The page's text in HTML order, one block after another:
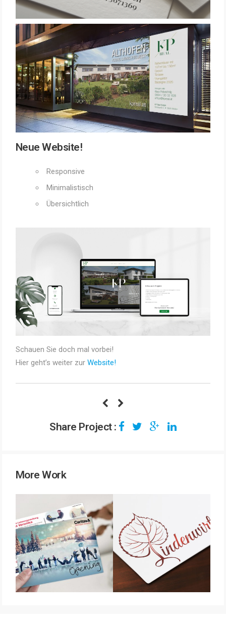
Neue Website!
Responsive
Minimalistisch
Übersichtlich
Schauen Sie doch mal vorbei!
Hier geht’s weiter zur Website!
Share Project :
More Work